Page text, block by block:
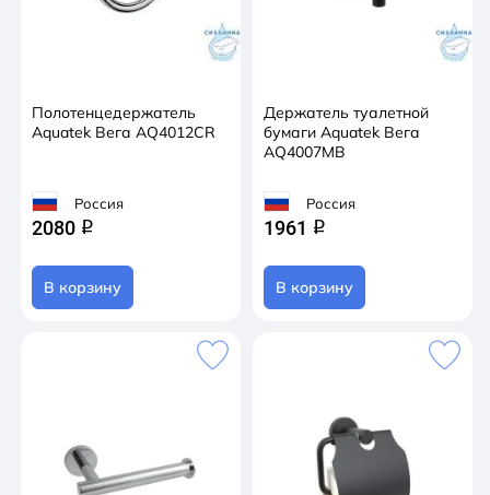
Полотенцедержатель
Aquatek Вега AQ4012CR
Россия
2080 q
В корзину
Держатель туалетной
бумаги Aquatek Вега
AQ4007MB
Россия
1961 q
В корзину